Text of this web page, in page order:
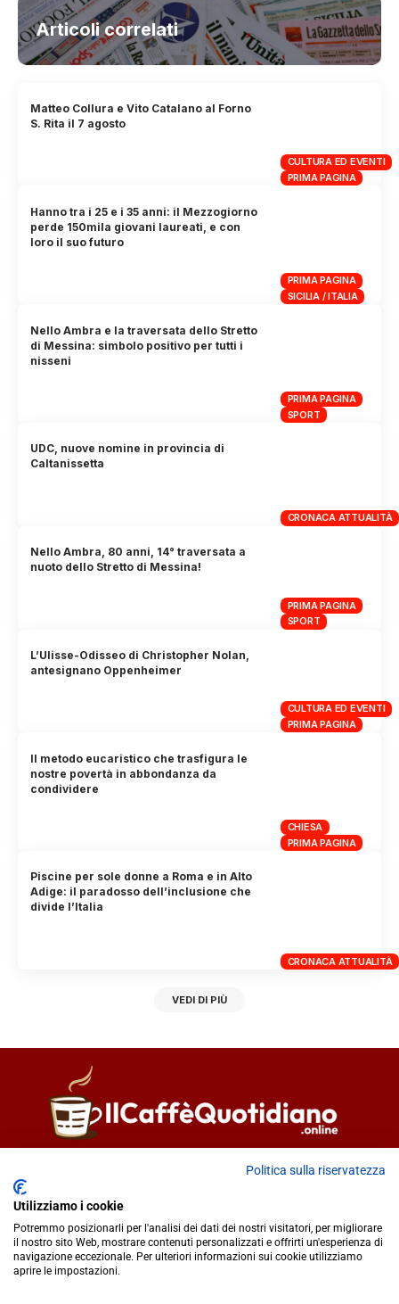
Articoli correlati
CULTURA ED EVENTI
PRIMA PAGINA
Matteo Collura e Vito Catalano al Forno
S. Rita il 7 agosto
PRIMA PAGINA
SICILIA / ITALIA
Hanno tra i 25 e i 35 anni: il Mezzogiorno
perde 150mila giovani laureati, e con
loro il suo futuro
PRIMA PAGINA
SPORT
Nello Ambra e la traversata dello Stretto
di Messina: simbolo positivo per tutti i
nisseni
CRONACA ATTUALITÀ
UDC, nuove nomine in provincia di
Caltanissetta
PRIMA PAGINA
SPORT
Nello Ambra, 80 anni, 14° traversata a
nuoto dello Stretto di Messina!
CULTURA ED EVENTI
PRIMA PAGINA
L’Ulisse-Odisseo di Christopher Nolan,
antesignano Oppenheimer
CHIESA
PRIMA PAGINA
Il metodo eucaristico che trasfigura le
nostre povertà in abbondanza da
condividere
CRONACA ATTUALITÀ
Piscine per sole donne a Roma e in Alto
Adige: il paradosso dell’inclusione che
divide l’Italia
VEDI DI PIÙ
Fiorella Falci
redazione@ilcaffequotidiano.online
C.F. 92076900858
Chi siamo
Politica sulla riservatezza
Utilizziamo i cookie
Potremmo posizionarli per l'analisi dei dati dei nostri visitatori, per migliorare
il nostro sito Web, mostrare contenuti personalizzati e offrirti un'esperienza di
navigazione eccezionale. Per ulteriori informazioni sui cookie utilizziamo
aprire le impostazioni.